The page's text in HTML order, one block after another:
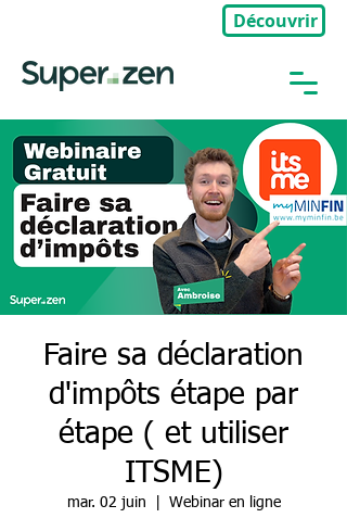
Découvrir
Faire sa déclaration
d'impôts étape par
étape ( et utiliser
ITSME)
mar. 02 juin Webinar en ligne